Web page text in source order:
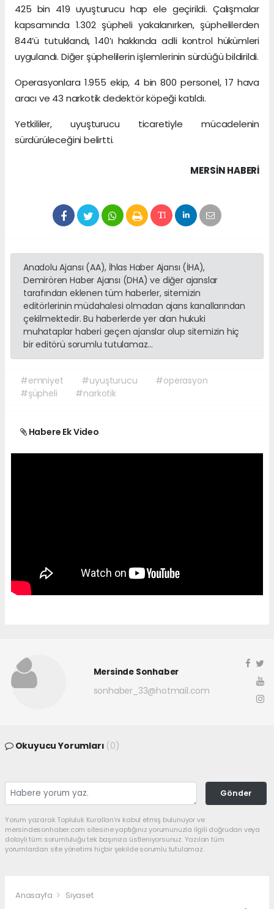
425 bin 419 uyuşturucu hap ele geçirildi. Çalışmalar
kapsamında 1.302 şüpheli yakalanırken, şüphelilerden
844’ü tutuklandı, 140’ı hakkında adli kontrol hükümleri
uygulandı. Diğer şüphelilerin işlemlerinin sürdüğü bildirildi.
Operasyonlara 1.955 ekip, 4 bin 800 personel, 17 hava
aracı ve 43 narkotik dedektör köpeği katıldı.
Yetkililer, uyuşturucu ticaretiyle mücadelenin
sürdürüleceğini belirtti.
MERSIN HABERİ
Anadolu Ajansı (AA), İhlas Haber Ajansı (İHA),
Demirören Haber Ajansı (DHA) ve diğer ajanslar
tarafından eklenen tüm haberler, sitemizin
editörlerinin müdahalesi olmadan ajans kanallarından
çekilmektedir. Bu haberlerde yer alan hukuki
muhataplar haberi geçen ajanslar olup sitemizin hiç
bir editörü sorumlu tutulamaz...
#emniyet #uyuşturucu
#operasyon
#şüpheli
#narkotik
Habere Ek Video
Mersinde Sonhaber
sonhaber_33@hotmail.com
Okuyucu Yorumları (0)
Gönder
Yorum yazarak Topluluk Kuralları’nı kabul etmiş bulunuyor ve
mersindesonhaber.com sitesine yaptığınız yorumunuzla ilgili doğrudan veya
dolaylı tüm sorumluluğu tek başınıza üstleniyorsunuz. Yazılan tüm
yorumlardan site yönetimi hiçbir şekilde sorumlu tutulamaz.
Anasayfa Siyaset